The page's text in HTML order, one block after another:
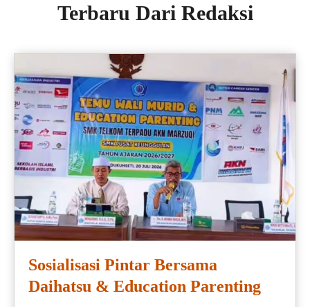
Terbaru Dari Redaksi
Sosialisasi Pintar Bersama
Daihatsu & Education Parenting